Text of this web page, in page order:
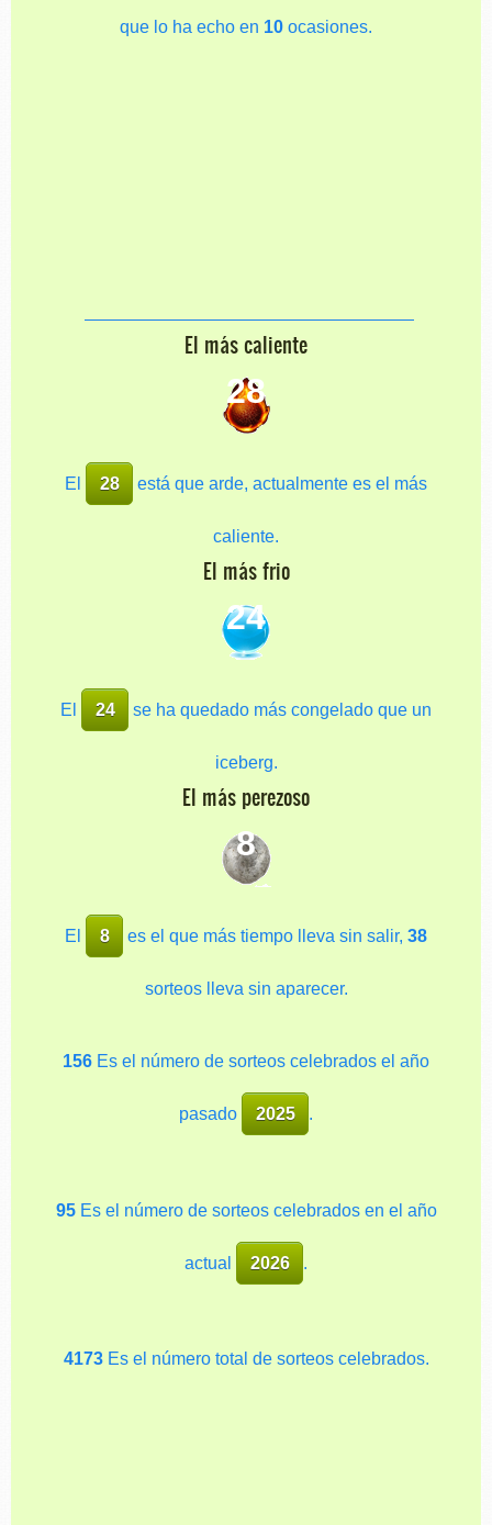
que lo ha echo en 10 ocasiones.
El más caliente
28
El 28 está que arde, actualmente es el más
caliente.
El más frio
24
El 24 se ha quedado más congelado que un
iceberg.
El más perezoso
8
El 8 es el que más tiempo lleva sin salir, 38
sorteos lleva sin aparecer.
156 Es el número de sorteos celebrados el año
pasado 2025 .
95Es el número de sorteos celebrados en el año
actual 2026 .
4173Es el número total de sorteos celebrados.